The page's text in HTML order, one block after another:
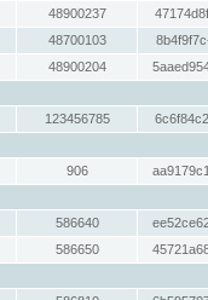
48900237
48700103
48900204
123456785
906
586640
586650